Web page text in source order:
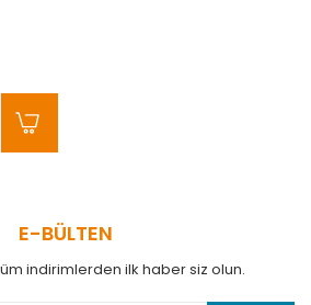
E-BÜLTEN
indirimlerden ilk haber siz olun.